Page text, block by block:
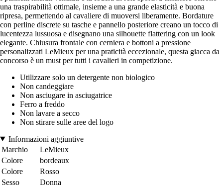
una traspirabilità ottimale, insieme a una grande elasticità e buona
ripresa, permettendo al cavaliere di muoversi liberamente. Bordature
con perline discrete su tasche e pannello posteriore creano un tocco di
lucentezza lussuosa e disegnano una silhouette flattering con un look
elegante. Chiusura frontale con cerniera e bottoni a pressione
personalizzati LeMieux per una praticità eccezionale, questa giacca da
concorso è un must per tutti i cavalieri in competizione.
Utilizzare solo un detergente non biologico
Non candeggiare
Non asciugare in asciugatrice
Ferro a freddo
Non lavare a secco
Non stirare sulle aree del logo
Informazioni aggiuntive
Marchio
LeMieux
Colore
bordeaux
Colore
Rosso
Sesso
Donna